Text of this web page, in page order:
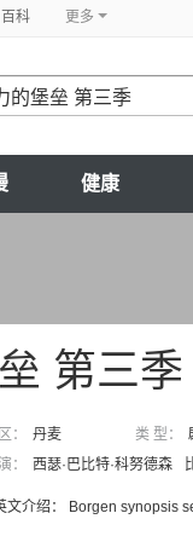
百科 更多
健康
第三季
： 丹麦 类 型：
： 西瑟·巴比特·科努德森
文介绍： Borgen synopsis